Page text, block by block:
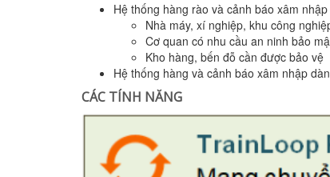
Hệ thống hàng rào và cảnh báo xâm
Nhà máy, xí nghiệp, khu công
Cơ quan có nhu cầu an ninh bảo
Kho hàng, bến đỗ cần được bảo vệ
Hệ thống hàng và cảnh báo xâm nhập
CÁC TÍNH NĂNG